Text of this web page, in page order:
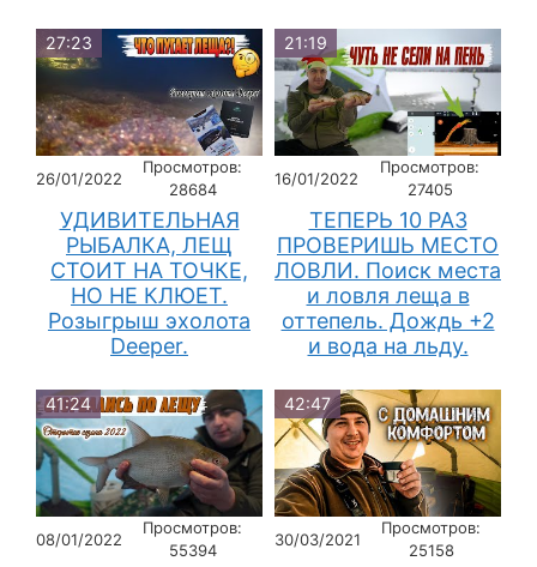
27:23
26/01/2022
Просмотров:
28684
УДИВИТЕЛЬНАЯ
РЫБАЛКА, ЛЕЩ
СТОИТ НА ТОЧКЕ,
НО НЕ КЛЮЕТ.
Розыгрыш эхолота
Deeper.
21:19
16/01/2022
Просмотров:
27405
ТЕПЕРЬ 10 РАЗ
ПРОВЕРИШЬ МЕСТО
ЛОВЛИ. Поиск места
и ловля леща в
оттепель. Дождь +2
и вода на льду.
41:24
08/01/2022
Просмотров:
55394
42:47
30/03/2021
Просмотров:
25158